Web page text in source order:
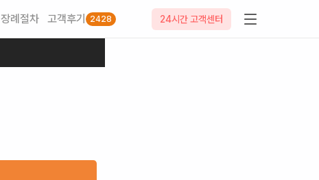
장례절차 고객후기 2428 24시간 고객센터